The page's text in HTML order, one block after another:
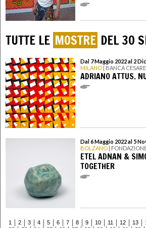
TUTTE LE MOSTRE DEL 30
Dal 7 Maggio 2022 al 2
MILANO | BANCA
ADRIANO ATTUS.
Dal 6 Maggio 2022 al 5
BOLZANO |
ETEL ADNAN &
TOGETHER
1 2 3 4 5 6 7 8 9 10 11 12 13